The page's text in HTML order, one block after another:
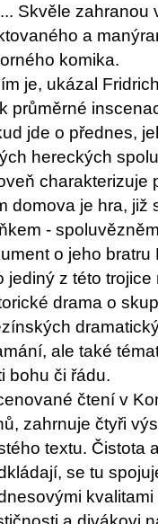
Skvěle zahranou
a
komika.
je, ukázal
průměrné
jde o přednes,
hereckých
charakterizuje
domova je hra, již
-
o jeho
jediný z této trojice
drama o
ale také
bohu či řádu.
čtení v
zahrnuje čtyři
textu. Čistota
se tu